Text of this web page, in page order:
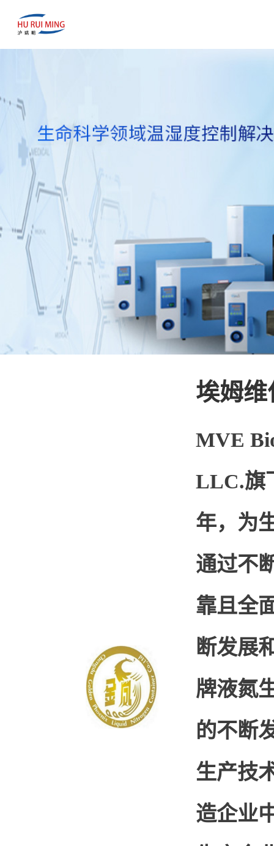
埃姆
MVE
LLC.旗
年，为
通过不
靠且全
断发展
牌液氮
的不断
生产技
造企业